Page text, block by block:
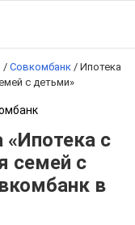
/ Совкомбанк / Ипотека
с детьми»
«Ипотека с
семей с
в